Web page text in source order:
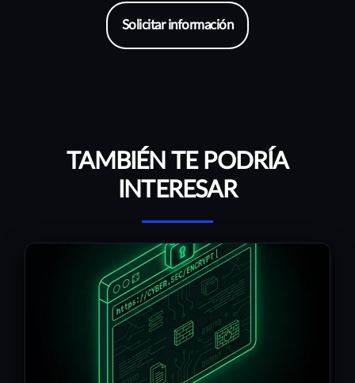
Solicitar información
TAMBIÉN TE PODRÍA
INTERESAR